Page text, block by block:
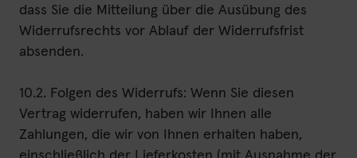
dass Sie die Mitteilung über die Ausübung des
Widerrufsrechts vor Ablauf der Widerrufsfrist
absenden.
10.2. Folgen des Widerrufs: Wenn Sie diesen
Vertrag widerrufen, haben wir Ihnen alle
Zahlungen, die wir von Ihnen erhalten haben,